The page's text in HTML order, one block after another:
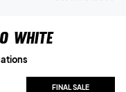
White
FINAL SALE
FINAL SALE
FINAL SALE